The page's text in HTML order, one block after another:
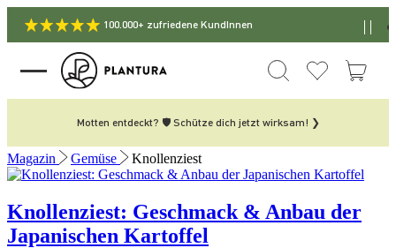
100.000+ zufriedene KundInnen
Motten entdeckt? 🛡️ Schütze dich jetzt wirksam! ❯
Magazin Gemüse Knollenziest
Knollenziest: Geschmack & Anbau der
Japanischen Kartoffel